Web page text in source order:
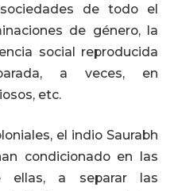
de todo el
de género, la
social reproducida
a veces, en
etc.
el indio Saurabh
condicionado en las
ellas, a separar las